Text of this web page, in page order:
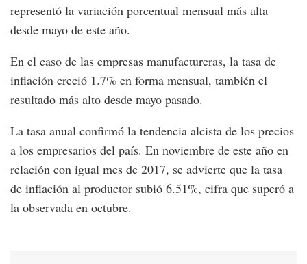
representó la variación porcentual mensual más alta
desde mayo de este año.
En el caso de las empresas manufactureras, la tasa de
inflación creció 1.7% en forma mensual, también el
resultado más alto desde mayo pasado.
La tasa anual confirmó la tendencia alcista de los precios
a los empresarios del país. En noviembre de este año en
relación con igual mes de 2017, se advierte que la tasa
de inflación al productor subió 6.51%, cifra que superó a
la observada en octubre.